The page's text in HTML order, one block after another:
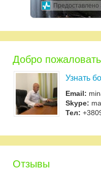
Предоставлено
Добро
Узнать
Email:
Skype:
Тел:
Отзывы